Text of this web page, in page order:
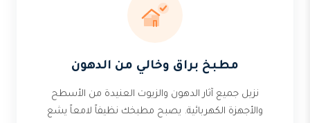
مطبخ براق وخالي من الدهون
نزيل جميع آثار الدهون والزيوت العنيدة من الأسطح
والأجهزة الكهربائية. يصبح مطبخك نظيفاً لامعاً يشع